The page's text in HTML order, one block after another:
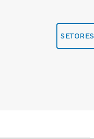
SETORES